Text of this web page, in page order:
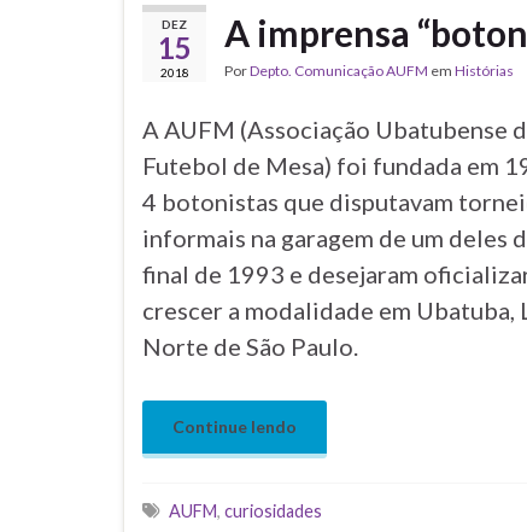
DEZ
15
2018
A imprensa
PorDepto. Comunicação AUFM em Histórias
A AUFM (Associação Ubatubense
Futebol de Mesa) foi fundada em
4 botonistas que disputavam
informais na garagem de um deles
final de 1993 e desejaram
crescer a modalidade em Ubatuba,
Norte de São Paulo.
Continue lendo
Tags
AUFM, curiosidades